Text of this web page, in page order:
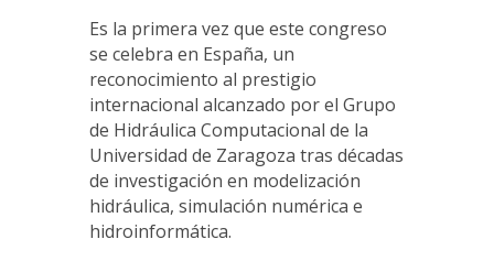
Es la primera vez que este congreso
se celebra en España, un
reconocimiento al prestigio
internacional alcanzado por el Grupo
de Hidráulica Computacional de la
Universidad de Zaragoza tras décadas
de investigación en modelización
hidráulica, simulación numérica e
hidroinformática.